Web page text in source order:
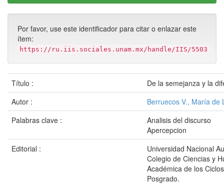
Por favor, use este identificador para citar o enlazar este
ítem:
https://ru.iis.sociales.unam.mx/handle/IIS/5503
Título :
De la semejanza y la
Autor :
Berruecos V., María de
Palabras clave :
Analisis del discurso
Apercepcion
Editorial :
Universidad Nacional
Colegio de Ciencias y
Académica de los
Posgrado.